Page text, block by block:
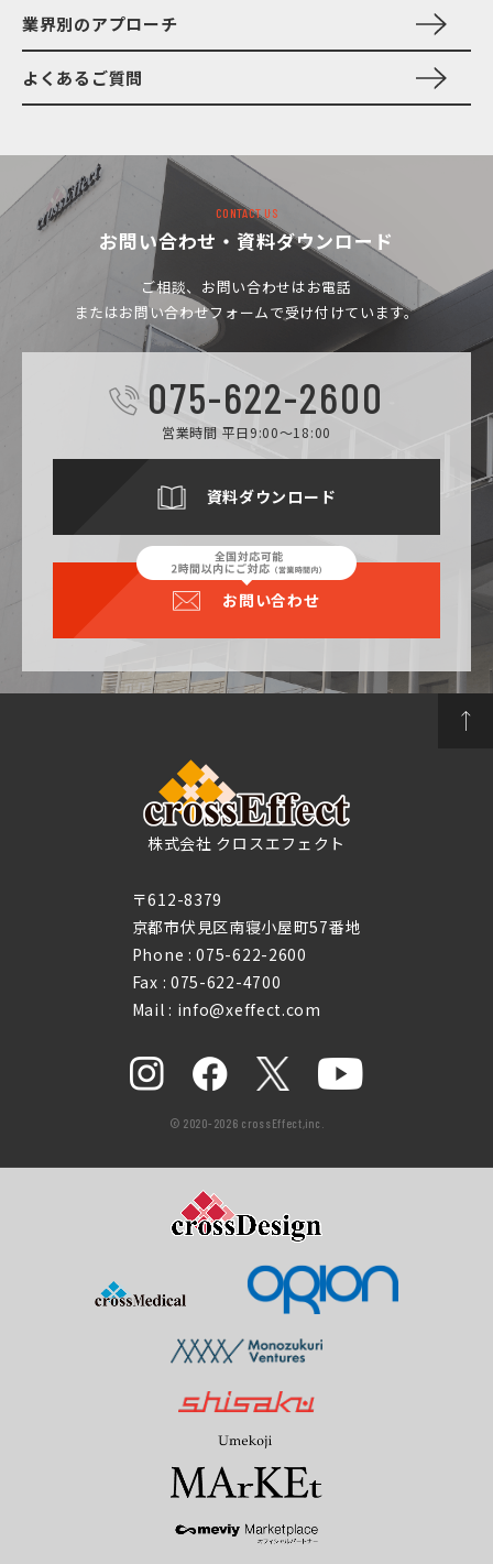
業界別のアプローチ
よくあるご質問
CONTACT US
お問い合わせ・資料ダウンロード
ご相談、お問い合わせはお電話
またはお問い合わせフォームで受け付けています。
075-622-2600
営業時間 平日9:00～18:00
資料ダウンロード
お問い合わせ
株式会社 クロスエフェクト
〒612-8379
京都市伏見区南寝小屋町57番地
Phone :075-622-2600
Fax : 075-622-4700
Mail : info@xeffect.com
© 2020-2026 crossEffect,inc.